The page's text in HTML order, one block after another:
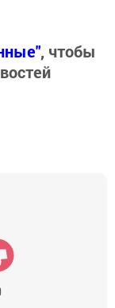
, чтобы